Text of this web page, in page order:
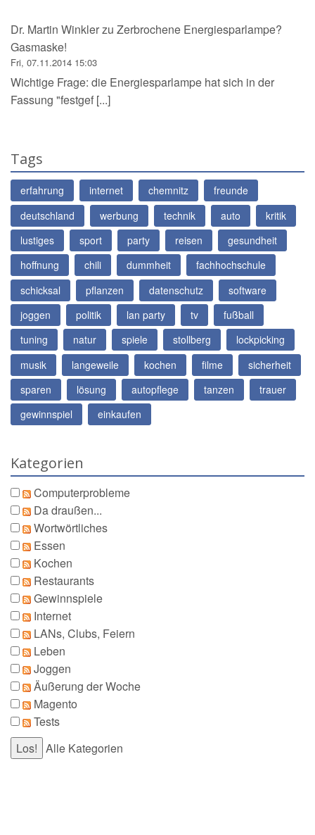
Dr. Martin Winklerzu Zerbrochene Energiesparlampe?
Gasmaske!
Fri, 07.11.2014 15:03
Wichtige Frage: die Energiesparlampe hat sich in der
Fassung "festgef [...]
Tags
erfahrung internet chemnitz
freunde
deutschland
werbung technik auto
kritik
lustiges
sport party reisen
gesundheit
hoffnung
chili dummheit
fachhochschule
schicksal
pflanzen datenschutz
software
joggen
politik lan party tv
fußball
tuning
natur spiele stollberg
lockpicking
musik
langeweile kochen filme
sicherheit
sparen
lösung autopflege tanzen
trauer
gewinnspiel
einkaufen
Kategorien
Computerprobleme
Da draußen...
Wortwörtliches
Essen
Kochen
Restaurants
Gewinnspiele
Internet
LANs, Clubs, Feiern
Leben
Joggen
Äußerung der Woche
Magento
Tests
Alle Kategorien